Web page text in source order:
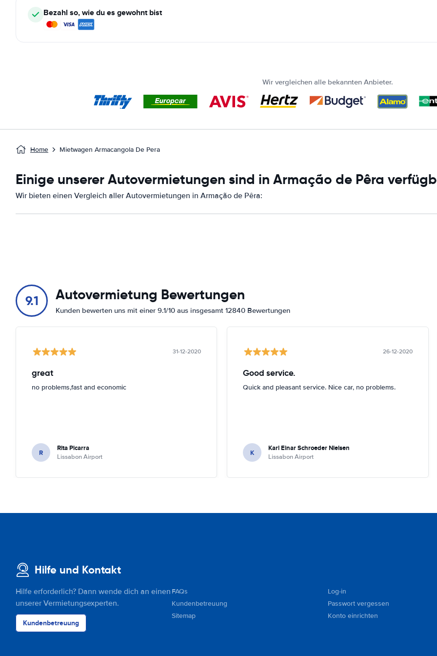
Bezahl so, wie du es gewohnt bist
Wir vergleichen alle bekannten Anbieter.
Home Mietwagen Armacangola De Pera
Einige unserer Autovermietungen sind in Armação de Pêra
Wir bieten einen Vergleich aller Autovermietungen in Armação de Pêra:
9.1 Autovermietung Bewertungen
Kunden bewerten uns mit einer 9.1/10 aus insgesamt 12840 Bewertungen
31-12-2020
great
no problems,fast and economic
R Rita Picarra
Lissabon Airport
26-12-2020
Good service.
Quick and pleasant service. Nice car, no problems.
K Karl Einar Schroeder Nielsen
Lissabon Airport
Hilfe und Kontakt
Hilfe erforderlich? Dann wende dich an einen
unserer Vermietungsexperten.
Kundenbetreuung
FAQs
Kundenbetreuung
Sitemap
Log-in
Passwort vergessen
Konto einrichten